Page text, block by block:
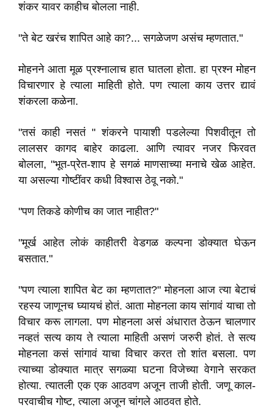
शंकर यावर काहीच बोलला नाही.
"ते बेट खरंच शापित आहे का?... सगळेजण असंच म्हणतात."
मोहनने आता मूळ प्रश्नालाच हात घातला होता. हा प्रश्न मोहन
विचारणार हे त्याला माहिती होते. पण त्याला काय उत्तर द्यावं
शंकरला कळेना.
"तसं काही नसतं " शंकरने पायाशी पडलेल्या पिशवीतून तो
लालसर कागद बाहेर काढला. आणि त्यावर नजर फिरवत
बोलला, "भूत-प्रेत-शाप हे सगळं माणसाच्या मनाचे खेळ आहेत.
या असल्या गोष्टींवर कधी विश्वास ठेवू नको."
"पण तिकडे कोणीच का जात नाहीत?"
"मूर्ख आहेत लोकं काहीतरी वेडगळ कल्पना डोक्यात घेऊन
बसतात."
"पण त्याला शापित बेट का म्हणतात?" मोहनला आज त्या बेटाचं
रहस्य जाणूनच घ्यायचं होतं. आता मोहनला काय सांगावं याचा तो
विचार करू लागला. पण मोहनला असं अंधारात ठेऊन चालणार
नव्हतं सत्य काय ते त्याला माहिती असणं जरुरी होतं. ते सत्य
मोहनला कसं सांगावं याचा विचार करत तो शांत बसला. पण
त्याच्या डोक्यात मात्र सगळ्या घटना विजेच्या वेगाने सरकत
होत्या. त्यातली एक एक आठवण अजून ताजी होती. जणू काल-
परवाचीच गोष्ट, त्याला अजून चांगले आठवत होते.